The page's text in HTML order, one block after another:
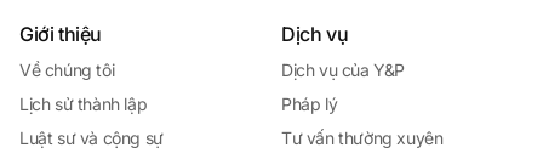
Giới thiệu
Về chúng tôi
Lịch sử thành lập
Luật sư và cộng sự
Dịch vụ
Dịch vụ của Y&P
Pháp lý
Tư vấn thường xuyên